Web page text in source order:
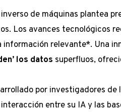
de máquinas plantea
Los avances tecnológicos
información relevante*. Una
los datos superfluos,
por investigadores de
entre su IA y las